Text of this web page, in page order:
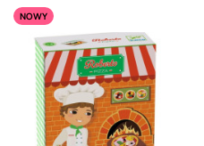
NOWY